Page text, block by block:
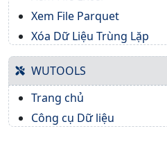
Xem File Parquet
Xóa Dữ Liệu Trùng Lặp
WUTOOLS
Trang chủ
Công cụ Dữ liệu